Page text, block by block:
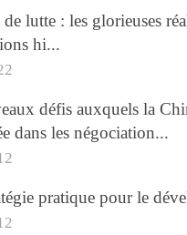
lutte : les glorieuses
hi...
défis auxquels la
dans les négociation...
pratique pour le